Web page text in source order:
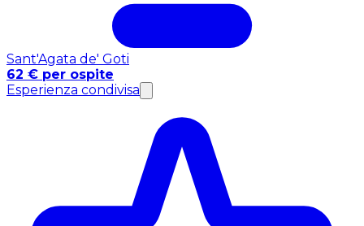
Sant'Agata de' Goti
62 € per ospite
Esperienza condivisa